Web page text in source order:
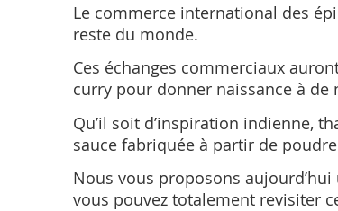
Le commerce international des
reste du monde.
Ces échanges commerciaux
curry pour donner naissance à de
Qu’il soit d’inspiration indienne,
sauce fabriquée à partir de
Nous vous proposons aujourd’hui
vous pouvez totalement revisiter